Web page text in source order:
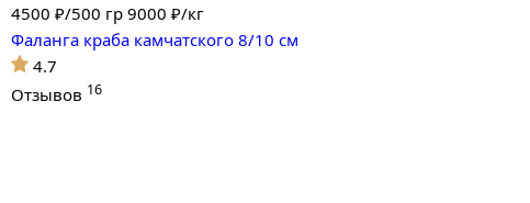
4500 ₽/500 гр 9000 ₽/кг
Фаланга краба камчатского 8/10 см
4.7
Отзывов 16